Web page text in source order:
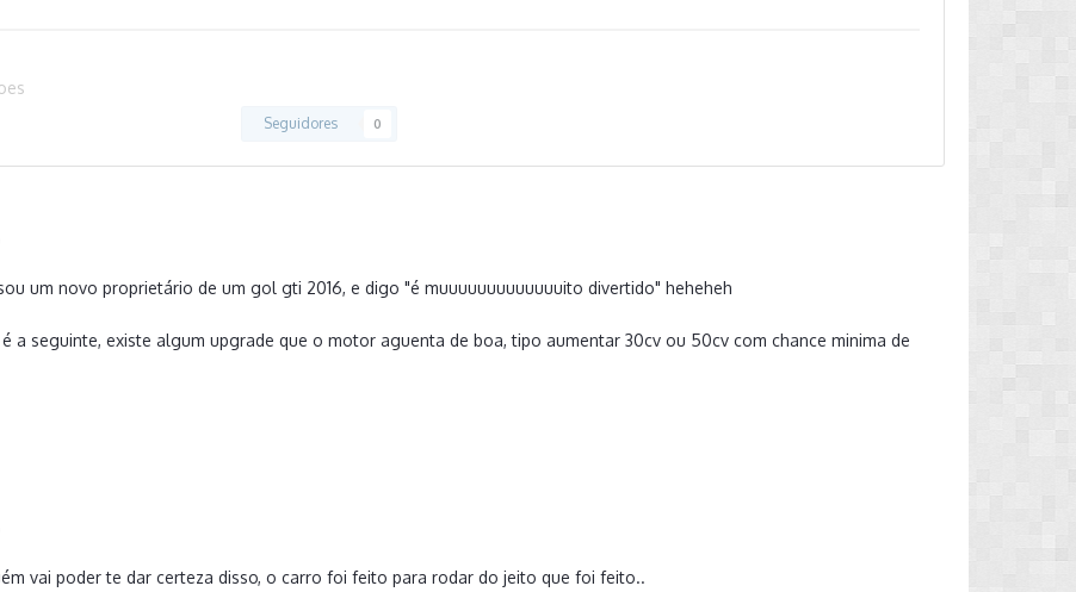
Seguidores 0
um novo proprietário de um gol gti 2016, e digo "é muuuuuuuuuuuuuito divertido" heheheh
a seguinte, existe algum upgrade que o motor aguenta de boa, tipo aumentar 30cv ou 50cv com chance minima de
vai poder te dar certeza disso, o carro foi feito para rodar do jeito que foi feito..